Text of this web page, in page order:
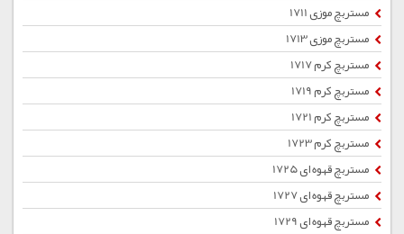
مستربچ موزی 1711
مستربچ موزی 1713
مستربچ کرم 1717
مستربچ کرم 1719
مستربچ کرم 1721
مستربچ کرم 1723
مستربچ قهوه ای 1725
مستربچ قهوه ای 1727
مستربچ قهوه ای 1729